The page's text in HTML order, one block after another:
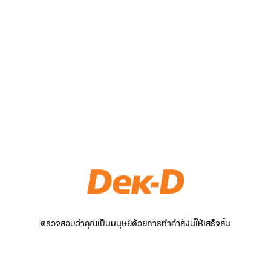
ตรวจสอบว่าคุณเป็นมนุษย์ด้วยการทำคำสั่งนี้ให้เสร็จสิ้น